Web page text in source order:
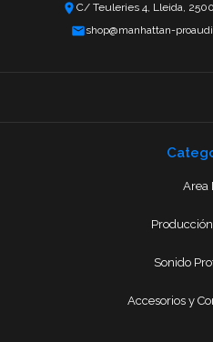
C/ Teuleries 4, Lleida,
shop@manhattan-
Area
Sonido
Accesorios y